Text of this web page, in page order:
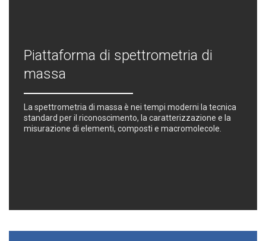
Piattaforma di spettrometria di
massa
La spettrometria di massa è nei tempi moderni la tecnica
standard per il riconoscimento, la caratterizzazione e la
misurazione di elementi, composti e macromolecole.